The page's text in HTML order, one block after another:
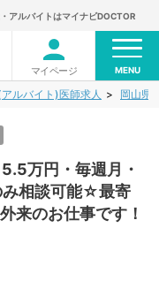
アルバイトはマイナビDOCTOR
マイページ MENU
ルバイト)医師求人 岡山県
万円・毎週月・
み相談可能☆最寄
来のお仕事です！